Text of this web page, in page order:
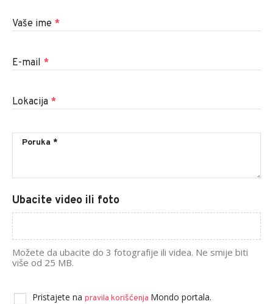
Vaše ime *
E-mail *
Lokacija *
Ubacite video ili foto
Možete da ubacite do 3 fotografije ili videa. Ne smije biti
više od 25 MB.
Pristajete na pravila korišćenja Mondo portala.